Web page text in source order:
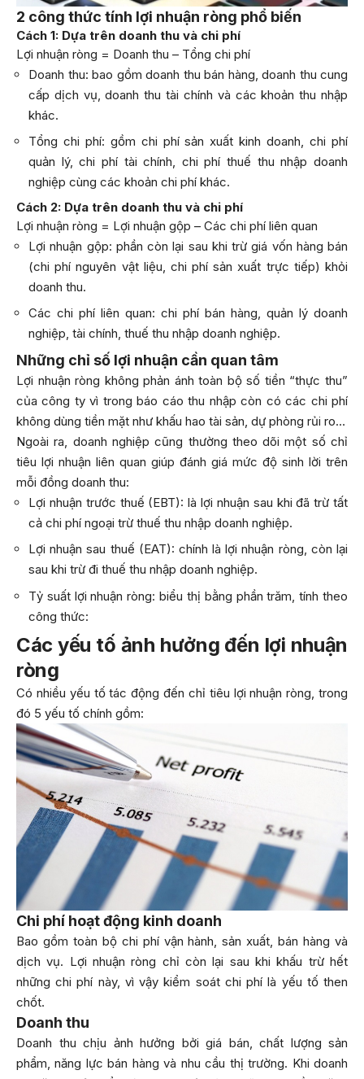
2 công thức tính lợi nhuận ròng phổ biến
Cách 1: Dựa trên doanh thu và chi phí
Lợi nhuận ròng = Doanh thu – Tổng chi phí
Doanh thu: bao gồm doanh thu bán hàng, doanh thu cung
cấp dịch vụ, doanh thu tài chính và các khoản thu nhập
khác.
Tổng chi phí: gồm chi phí sản xuất kinh doanh, chi phí
quản lý, chi phí tài chính, chi phí thuế thu nhập doanh
nghiệp cùng các khoản chi phí khác.
Cách 2: Dựa trên doanh thu và chi phí
Lợi nhuận ròng = Lợi nhuận gộp – Các chi phí liên quan
Lợi nhuận gộp: phần còn lại sau khi trừ giá vốn hàng bán
(chi phí nguyên vật liệu, chi phí sản xuất trực tiếp) khỏi
doanh thu.
Các chi phí liên quan: chi phí bán hàng, quản lý doanh
nghiệp, tài chính, thuế thu nhập doanh nghiệp.
Những chỉ số lợi nhuận cần quan tâm
Lợi nhuận ròng không phản ánh toàn bộ số tiền “thực thu”
của công ty vì trong báo cáo thu nhập còn có các chi phí
không dùng tiền mặt như khấu hao tài sản, dự phòng rủi ro…
Ngoài ra, doanh nghiệp cũng thường theo dõi một số chỉ
tiêu lợi nhuận liên quan giúp đánh giá mức độ sinh lời trên
mỗi đồng doanh thu:
Lợi nhuận trước thuế (EBT): là lợi nhuận sau khi đã trừ tất
cả chi phí ngoại trừ thuế thu nhập doanh nghiệp.
Lợi nhuận sau thuế (EAT): chính là lợi nhuận ròng, còn lại
sau khi trừ đi thuế thu nhập doanh nghiệp.
Tỷ suất lợi nhuận ròng: biểu thị bằng phần trăm, tính theo
công thức:
Các yếu tố ảnh hưởng đến lợi nhuận
ròng
Có nhiều yếu tố tác động đến chỉ tiêu lợi nhuận ròng, trong
đó 5 yếu tố chính gồm:
Chi phí hoạt động kinh doanh
Bao gồm toàn bộ chi phí vận hành, sản xuất, bán hàng và
dịch vụ. Lợi nhuận ròng chỉ còn lại sau khi khấu trừ hết
những chi phí này, vì vậy kiểm soát chi phí là yếu tố then
chốt.
Doanh thu
Doanh thu chịu ảnh hưởng bởi giá bán, chất lượng sản
phẩm, năng lực bán hàng và nhu cầu thị trường. Khi doanh